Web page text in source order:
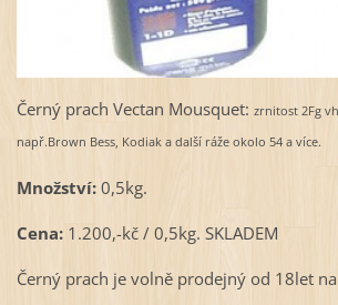
Černý prach Vectan Mousquet: zrnitost 2Fg
např.Brown Bess, Kodiak a další ráže okolo 54 a více.
Množství:0,5kg.
Cena:1.200,-kč / 0,5kg. SKLADEM
Černý prach je volně prodejný od 18let